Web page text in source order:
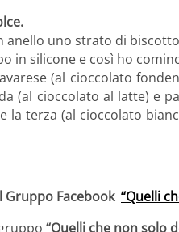
uno strato di
in silicone e così ho
(al cioccolato
(al cioccolato al latte) e
la terza (al cioccolato
Facebook “Quelli
“Quelli che non solo